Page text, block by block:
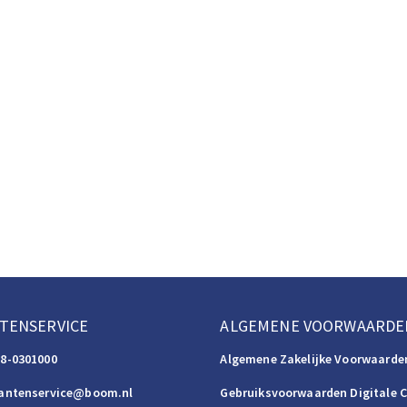
0301000
ALGEMENE
Algemene Zakelijke
Gebruiksvoorwaarden Digitale